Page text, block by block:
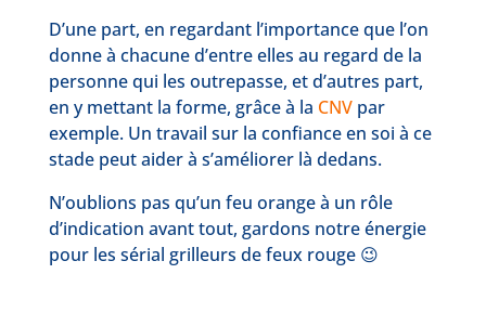
D’une part, en regardant l’importance que l’on
donne à chacune d’entre elles au regard de la
personne qui les outrepasse, et d’autres part,
en y mettant la forme, grâce à la CNVpar
exemple. Un travail sur la confiance en soi à ce
stade peut aider à s’améliorer là dedans.
N’oublions pas qu’un feu orange à un rôle
d’indication avant tout, gardons notre énergie
pour les sérial grilleurs de feux rouge 😉